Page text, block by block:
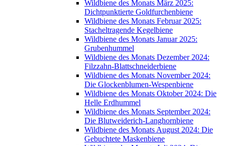
Wildbiene des Monats März 2025:
Dichtpunktierte Goldfurchenbiene
Wildbiene des Monats Februar 2025:
Stacheltragende Kegelbiene
Wildbiene des Monats Januar 2025:
Grubenhummel
Wildbiene des Monats Dezember 2024:
Filzzahn-Blattschneiderbiene
Wildbiene des Monats November 2024:
Die Glockenblumen-Wespenbiene
Wildbiene des Monats Oktober 2024: Die
Helle Erdhummel
Wildbiene des Monats September 2024:
Die Blutweiderich-Langhornbiene
Wildbiene des Monats August 2024: Die
Gebuchtete Maskenbiene